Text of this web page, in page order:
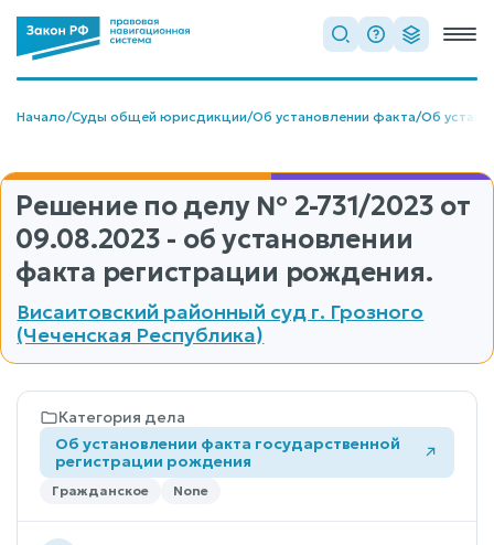
Начало/Суды общей юрисдикции/Об установлении факта/Об
Решение по делу № 2-731/2023 от
09.08.2023 - об установлении
факта регистрации рождения.
Висаитовский районный суд г. Грозного
(Чеченская Республика)
Категория дела
Об установлении факта государственной
регистрации рождения
Гражданское None